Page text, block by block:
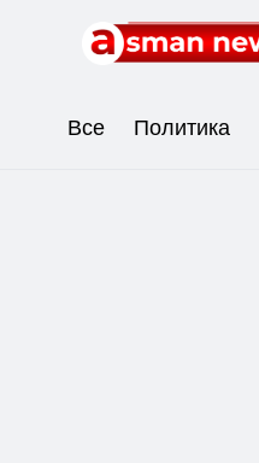
Все Политика